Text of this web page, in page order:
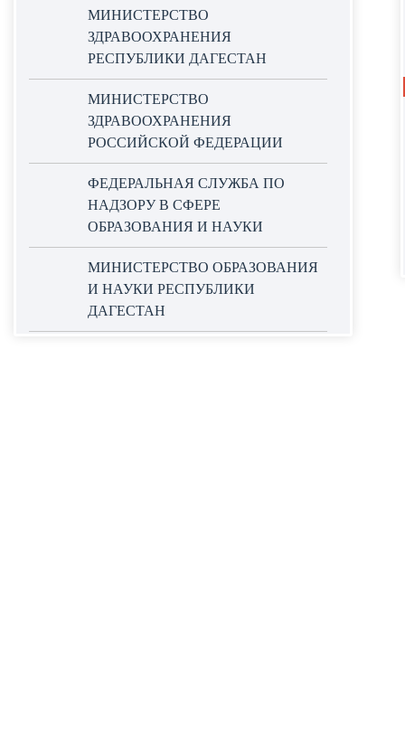
МИНИСТЕРСТВО
ЗДРАВООХРАНЕНИЯ
РЕСПУБЛИКИ ДАГЕСТАН
МИНИСТЕРСТВО
ЗДРАВООХРАНЕНИЯ
РОССИЙСКОЙ ФЕДЕРАЦИИ
ФЕДЕРАЛЬНАЯ СЛУЖБА ПО
НАДЗОРУ В СФЕРЕ
ОБРАЗОВАНИЯ И НАУКИ
МИНИСТЕРСТВО ОБРАЗОВАНИЯ
И НАУКИ РЕСПУБЛИКИ
ДАГЕСТАН